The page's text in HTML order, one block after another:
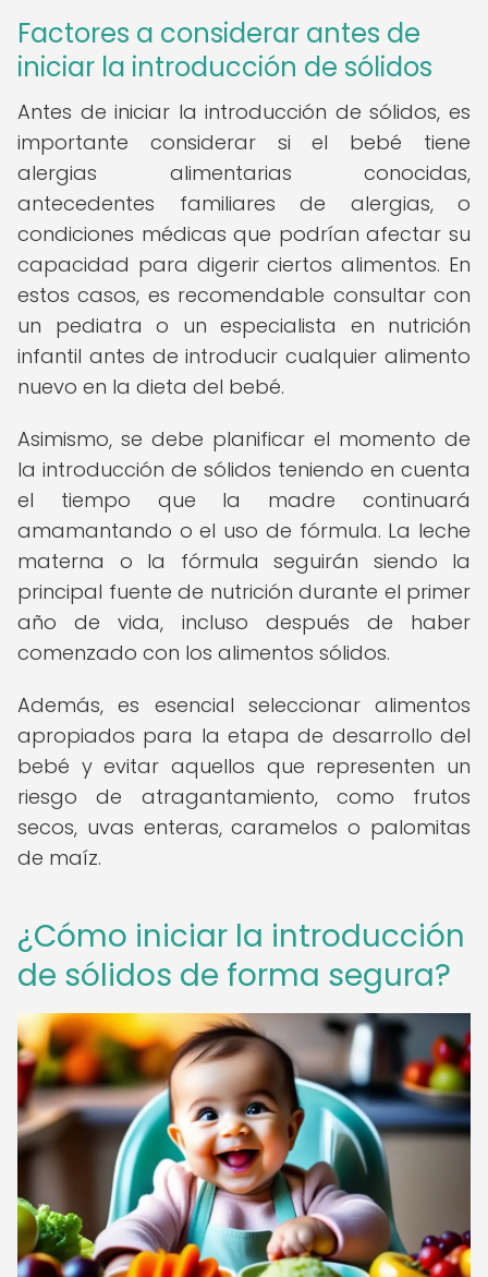
Factores a considerar antes de
iniciar la introducción de sólidos
Antes de iniciar la introducción de sólidos, es
importante considerar si el bebé tiene
alergias alimentarias conocidas,
antecedentes familiares de alergias, o
condiciones médicas que podrían afectar su
capacidad para digerir ciertos alimentos. En
estos casos, es recomendable consultar con
un pediatra o un especialista en nutrición
infantil antes de introducir cualquier alimento
nuevo en la dieta del bebé.
Asimismo, se debe planificar el momento de
la introducción de sólidos teniendo en cuenta
el tiempo que la madre continuará
amamantando o el uso de fórmula. La leche
materna o la fórmula seguirán siendo la
principal fuente de nutrición durante el primer
año de vida, incluso después de haber
comenzado con los alimentos sólidos.
Además, es esencial seleccionar alimentos
apropiados para la etapa de desarrollo del
bebé y evitar aquellos que representen un
riesgo de atragantamiento, como frutos
secos, uvas enteras, caramelos o palomitas
de maíz.
¿Cómo iniciar la introducción
de sólidos de forma segura?